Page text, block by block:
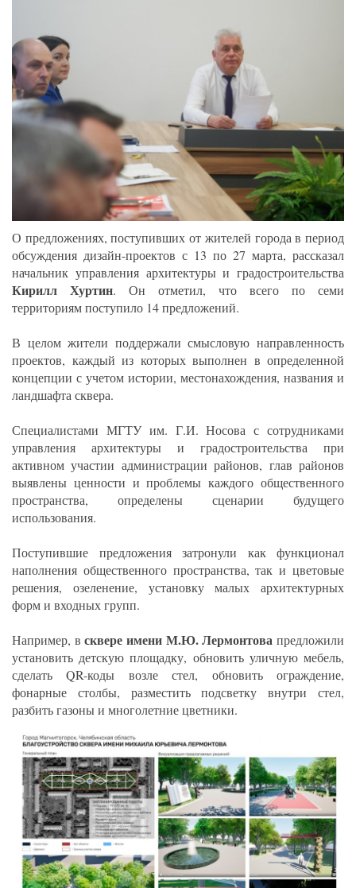
О предложениях, поступивших от жителей города в период
обсуждения дизайн-проектов с 13 по 27 марта, рассказал
начальник управления архитектуры и градостроительства
Кирилл Хуртин. Он отметил, что всего по семи
территориям поступило 14 предложений.
В целом жители поддержали смысловую направленность
проектов, каждый из которых выполнен в определенной
концепции с учетом истории, местонахождения, названия и
ландшафта сквера.
Специалистами МГТУ им. Г.И. Носова с сотрудниками
управления архитектуры и градостроительства при
активном участии администрации районов, глав районов
выявлены ценности и проблемы каждого общественного
пространства, определены сценарии будущего
использования.
Поступившие предложения затронули как функционал
наполнения общественного пространства, так и цветовые
решения, озеленение, установку малых архитектурных
форм и входных групп.
Например, всквере имени М.Ю. Лермонтова предложили
установить детскую площадку, обновить уличную мебель,
сделать QR-коды возле стел, обновить ограждение,
фонарные столбы, разместить подсветку внутри стел,
разбить газоны и многолетние цветники.